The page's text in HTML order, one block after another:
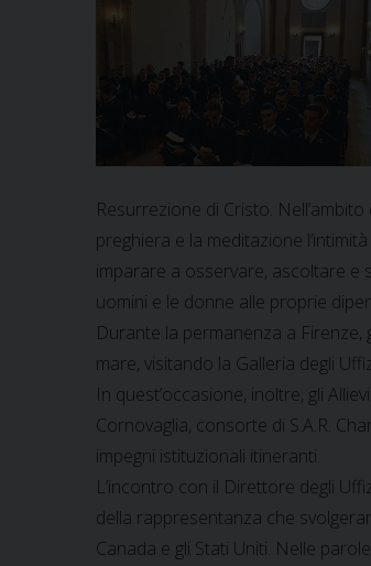
Resurrezione di Cristo.
preghiera e la meditazione
imparare a osservare, ascoltare e
uomini e le donne alle proprie
Durante la permanenza a
mare, visitando la Galleria degli
In quest’occasione, inoltre, gli
Cornovaglia, consorte di S.A.R.
impegni istituzionali itineranti.
L’incontro con il Direttore degli
della rappresentanza che
Canada e gli Stati Uniti. Nelle